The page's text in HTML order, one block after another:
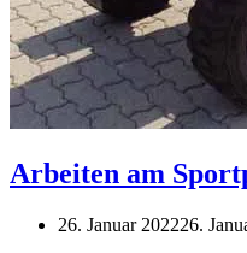
Arbeiten am
26. Januar 202226.